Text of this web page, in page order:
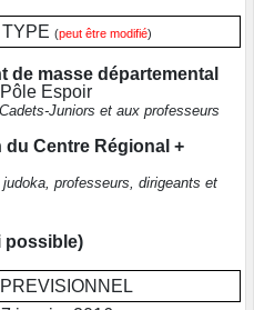
(peut être modifié)
de masse départemental
Espoir
Juniors et aux professeurs
du Centre Régional +
professeurs, dirigeants et
possible)